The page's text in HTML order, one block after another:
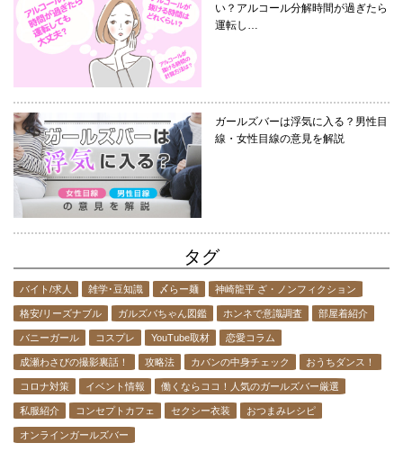
い？アルコール分解時間が過ぎたら
運転し…
ガールズバーは浮気に入る？男性目
線・女性目線の意見を解説
タグ
バイト/求人 雑学･豆知識 〆らー麺 神崎龍平 ざ・ノンフィクション
格安/リーズナブル ガルズバちゃん図鑑 ホンネで意識調査 部屋着紹介
バニーガール コスプレ YouTube取材 恋愛コラム
成瀬わさびの撮影裏話！ 攻略法 カバンの中身チェック おうちダンス！
コロナ対策 イベント情報 働くならココ！人気のガールズバー厳選
私服紹介 コンセプトカフェ セクシー衣装 おつまみレシピ
オンラインガールズバー